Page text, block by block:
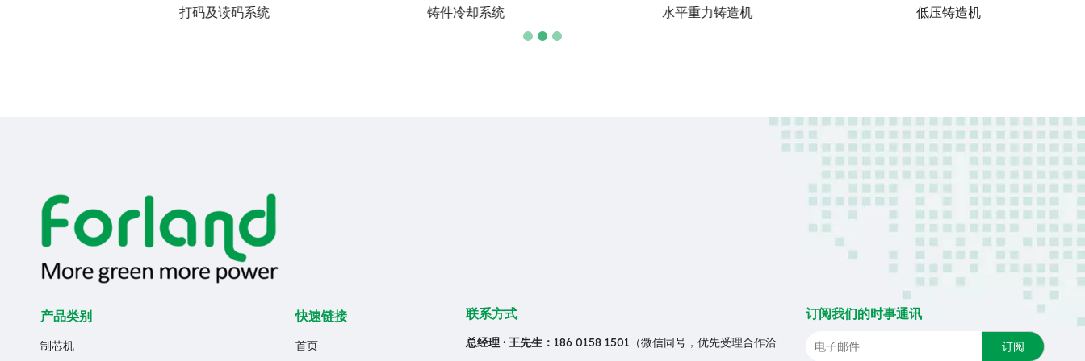
铸件冷却系统 水平重力铸造机 低压铸造机
产品类别
制芯机
快速链接
首页
联系方式
总经理 · 王先生： 186 0158 1501（微信同号，优先受理合作洽
订阅我们的时事通讯
订阅